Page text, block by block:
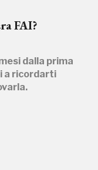
FAI?
dalla prima
a ricordarti